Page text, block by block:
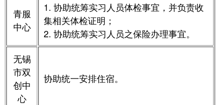
青服
中心
1. 协助统筹实习人员体检事宜，并负责收
集相关体检证明 ；
2. 协助统筹实习人员之保险办理事宜。
无锡
市双
创中
心
协助统一安排住宿。